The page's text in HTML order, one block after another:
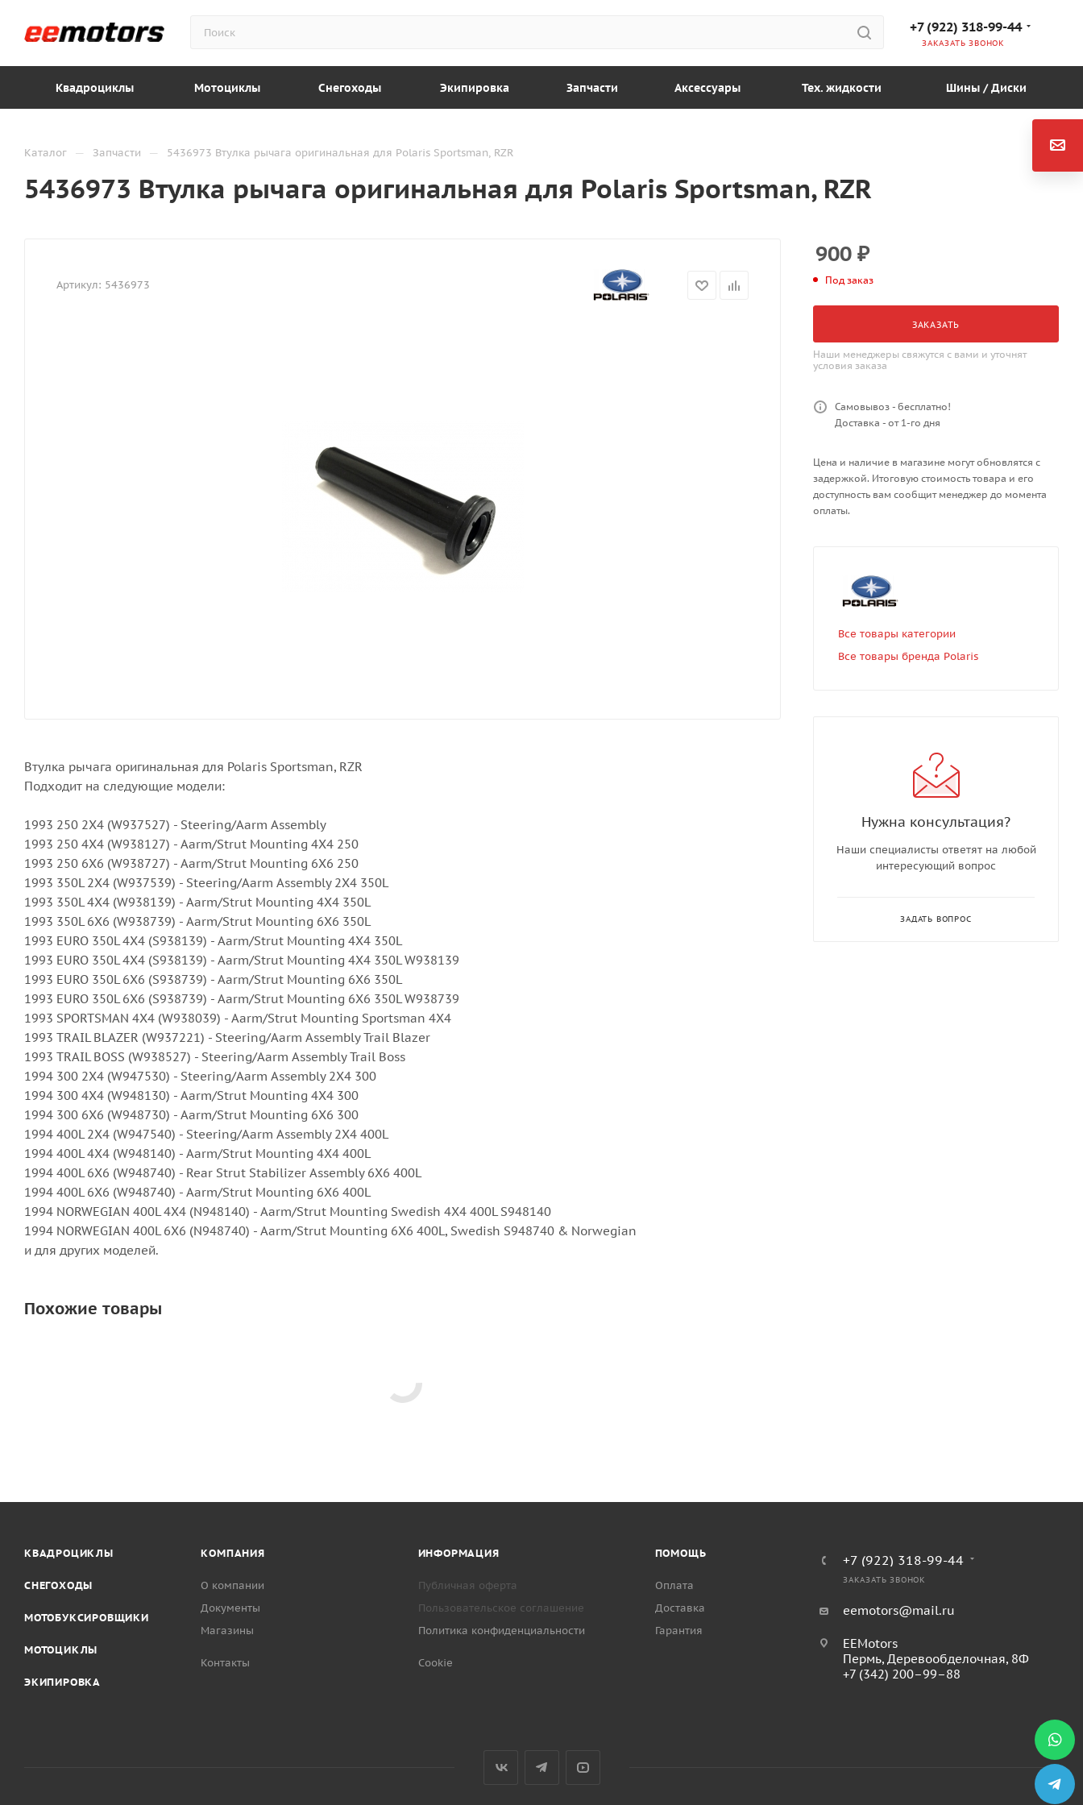
+7 (922) 318-99-44
ЗАКАЗАТЬ ЗВОНОК
Квадроциклы Мотоциклы Снегоходы Экипировка Запчасти Аксессуары Тех. жидкости Шины / Диски
Каталог — Запчасти — 5436973 Втулка рычага оригинальная для Polaris Sportsman, RZR
5436973 Втулка рычага оригинальная для Polaris Sportsman, RZR
Артикул: 5436973
Втулка рычага оригинальная для Polaris Sportsman, RZR
Подходит на следующие модели:
1993 250 2X4 (W937527) - Steering/Aarm Assembly
1993 250 4X4 (W938127) - Aarm/Strut Mounting 4X4 250
1993 250 6X6 (W938727) - Aarm/Strut Mounting 6X6 250
1993 350L 2X4 (W937539) - Steering/Aarm Assembly 2X4 350L
1993 350L 4X4 (W938139) - Aarm/Strut Mounting 4X4 350L
1993 350L 6X6 (W938739) - Aarm/Strut Mounting 6X6 350L
1993 EURO 350L 4X4 (S938139) - Aarm/Strut Mounting 4X4 350L
1993 EURO 350L 4X4 (S938139) - Aarm/Strut Mounting 4X4 350L W938139
1993 EURO 350L 6X6 (S938739) - Aarm/Strut Mounting 6X6 350L
1993 EURO 350L 6X6 (S938739) - Aarm/Strut Mounting 6X6 350L W938739
1993 SPORTSMAN 4X4 (W938039) - Aarm/Strut Mounting Sportsman 4X4
1993 TRAIL BLAZER (W937221) - Steering/Aarm Assembly Trail Blazer
1993 TRAIL BOSS (W938527) - Steering/Aarm Assembly Trail Boss
1994 300 2X4 (W947530) - Steering/Aarm Assembly 2X4 300
1994 300 4X4 (W948130) - Aarm/Strut Mounting 4X4 300
1994 300 6X6 (W948730) - Aarm/Strut Mounting 6X6 300
1994 400L 2X4 (W947540) - Steering/Aarm Assembly 2X4 400L
1994 400L 4X4 (W948140) - Aarm/Strut Mounting 4X4 400L
1994 400L 6X6 (W948740) - Rear Strut Stabilizer Assembly 6X6 400L
1994 400L 6X6 (W948740) - Aarm/Strut Mounting 6X6 400L
1994 NORWEGIAN 400L 4X4 (N948140) - Aarm/Strut Mounting Swedish 4X4 400L S948140
1994 NORWEGIAN 400L 6X6 (N948740) - Aarm/Strut Mounting 6X6 400L, Swedish S948740 & Norwegian
и для других моделей.
Похожие товары
900 ₽
Под заказ
ЗАКАЗАТЬ
Наши менеджеры свяжутся с вами и уточнят
условия заказа
Самовывоз - бесплатно!
Доставка - от 1-го дня
Цена и наличие в магазине могут обновлятся с
задержкой. Итоговую стоимость товара и его
доступность вам сообщит менеджер до момента
оплаты.
Все товары категории
Все товары бренда Polaris
Нужна консультация?
Наши специалисты ответят на любой
интересующий вопрос
ЗАДАТЬ ВОПРОС
КВАДРОЦИКЛЫ
СНЕГОХОДЫ
МОТОБУКСИРОВЩИКИ
МОТОЦИКЛЫ
ЭКИПИРОВКА
КОМПАНИЯ
О компании
Документы
Магазины
Контакты
ИНФОРМАЦИЯ
Публичная оферта
Пользовательское соглашение
Политика конфиденциальности
Cookie
ПОМОЩЬ
Оплата
Доставка
Гарантия
+7 (922) 318-99-44
ЗАКАЗАТЬ ЗВОНОК
eemotors@mail.ru
EEMotors
Пермь, Деревообделочная, 8Ф
+7 (342) 200–99–88